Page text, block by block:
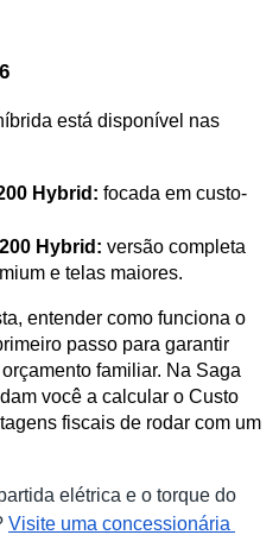
está disponível nas
Hybrid: focada em custo-
Hybrid: versão completa
e telas maiores.
entender como funciona o
passo para garantir
familiar. Na Saga
você a calcular o Custo
fiscais de rodar com um
elétrica e o torque do
Visite uma concessionária